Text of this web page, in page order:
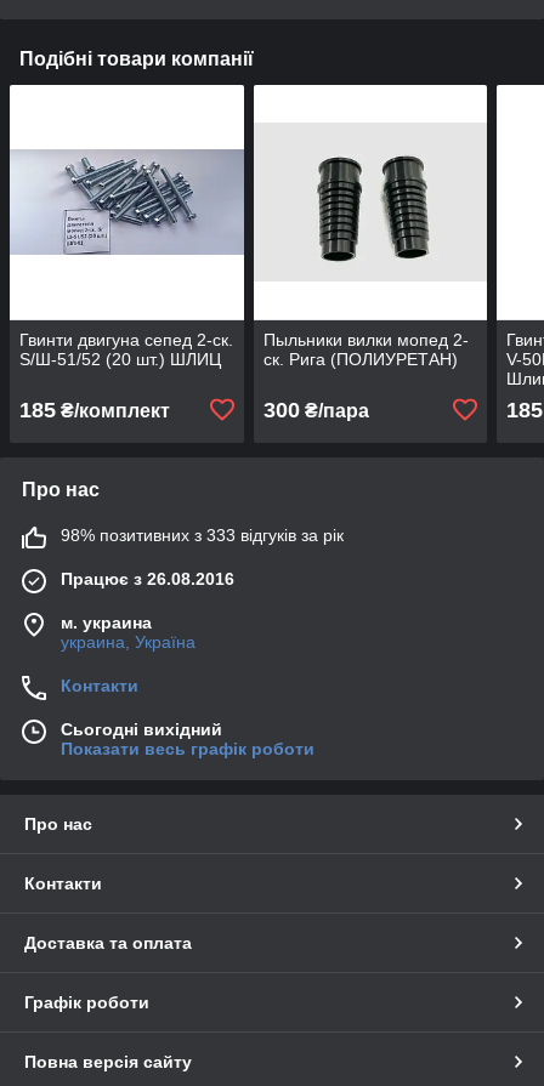
Подібні товари компанії
Гвинти двигуна сепед 2-ск.
S/Ш-51/52 (20 шт.) ШЛИЦ
185 ₴/комплект
Пыльники вилки мопед 2-
ск. Рига (ПОЛИУРЕТАН)
300₴/пара
V-
185
Про нас
98% позитивних з 333 відгуків за рік
Працює з 26.08.2016
м. украина
украина, Україна
Контакти
Сьогодні вихідний
Показати весь графік роботи
Про нас
Контакти
Доставка та оплата
Графік роботи
Повна версія сайту